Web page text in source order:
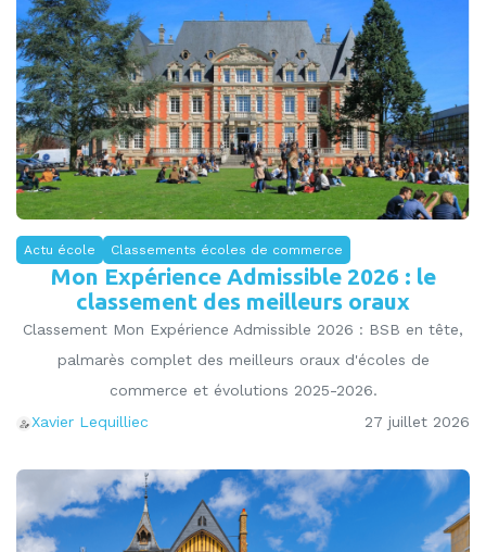
Actu école Classements écoles de commerce
Mon Expérience Admissible 2026 : le
classement des meilleurs oraux
Classement Mon Expérience Admissible 2026 : BSB en tête,
palmarès complet des meilleurs oraux d'écoles de
commerce et évolutions 2025-2026.
Xavier Lequilliec
27 juillet 2026